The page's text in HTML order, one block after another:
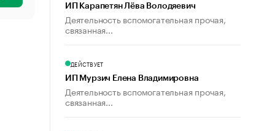
ИП Карапетян Лёва Володяевич
Деятельность вспомогательная прочая,
связанная...
ДЕЙСТВУЕТ
ИП Мурзич Елена Владимировна
Деятельность вспомогательная прочая,
связанная...